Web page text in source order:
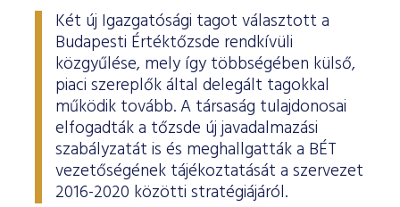
Két új Igazgatósági tagot választott a
Budapesti Értéktőzsde rendkívüli
közgyűlése, mely így többségében külső,
piaci szereplők által delegált tagokkal
működik tovább. A társaság tulajdonosai
elfogadták a tőzsde új javadalmazási
szabályzatát is és meghallgatták a BÉT
vezetőségének tájékoztatását a szervezet
2016-2020 közötti stratégiájáról.